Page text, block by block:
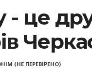
- це
(НЕ ПЕРЕВІРЕНО)